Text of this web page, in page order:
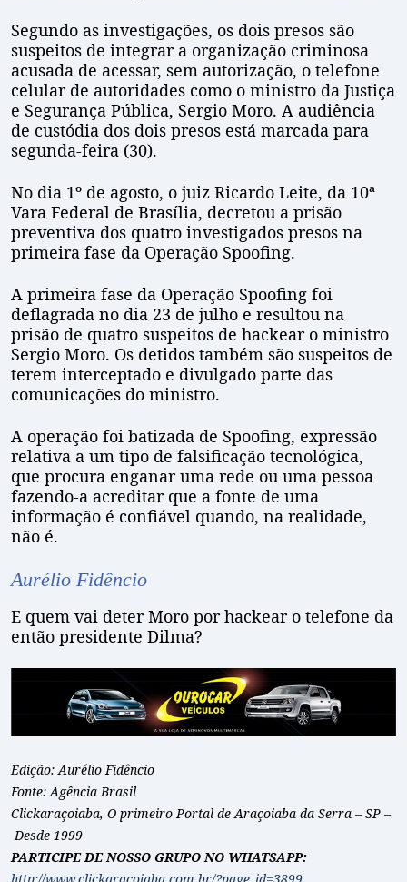
Segundo as investigações, os dois presos são
suspeitos de integrar a organização criminosa
acusada de acessar, sem autorização, o telefone
celular de autoridades como o ministro da Justiça
e Segurança Pública, Sergio Moro. A audiência
de custódia dos dois presos está marcada para
segunda-feira (30).
No dia 1º de agosto, o juiz Ricardo Leite, da 10ª
Vara Federal de Brasília, decretou a prisão
preventiva dos quatro investigados presos na
primeira fase da Operação Spoofing.
A primeira fase da Operação Spoofing foi
deflagrada no dia 23 de julho e resultou na
prisão de quatro suspeitos de hackear o ministro
Sergio Moro. Os detidos também são suspeitos de
terem interceptado e divulgado parte das
comunicações do ministro.
A operação foi batizada de Spoofing, expressão
relativa a um tipo de falsificação tecnológica,
que procura enganar uma rede ou uma pessoa
fazendo-a acreditar que a fonte de uma
informação é confiável quando, na realidade,
não é.
Aurélio Fidêncio
E quem vai deter Moro por hackear o telefone da
então presidente Dilma?
Edição: Aurélio Fidêncio
Fonte: Agência Brasil
Clickaraçoiaba, O primeiro Portal de Araçoiaba da Serra – SP –
Desde 1999
PARTICIPE DE NOSSO GRUPO NO WHATSAPP: